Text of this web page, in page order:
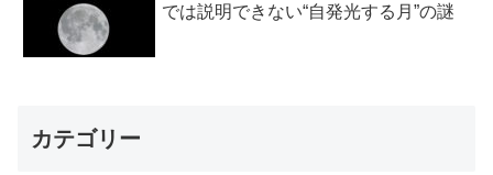
では説明できない“自発光する月”の謎
カテゴリー